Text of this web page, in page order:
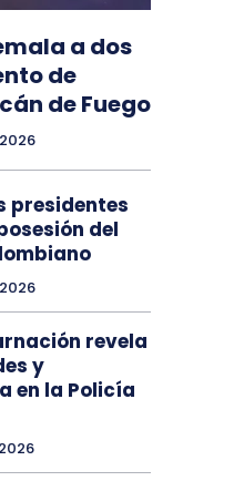
a dos
de
de Fuego
presidentes
del
revela
y
en la Policía